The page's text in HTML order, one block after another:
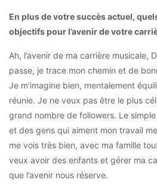
En plus de votre succès actuel,
objectifs pour l’avenir de votre
Ah, l’avenir de ma carrière musicale,
passe, je trace mon chemin et de
Je m’imagine bien, mentalement
réunie. Je ne veux pas être le plus
grand nombre de followers. Le
et des gens qui aiment mon travail
me vois très bien, avec ma famille
veux avoir des enfants et gérer ma
que l’avenir nous réserve.